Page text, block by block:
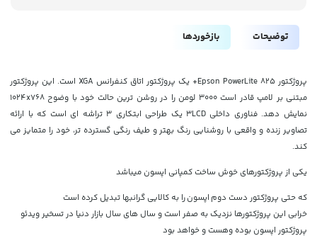
توضیحات بازخوردها
پروژکتور Epson PowerLite 825+ یک پروژکتور اتاق کنفرانس XGA است. این پروژکتور
مبتنی بر لامپ قادر است 3000 لومن را در روشن ترین حالت خود با وضوح 1024x768
نمایش دهد. فناوری داخلی 3LCD یک طراحی ابتکاری 3 تراشه ای است که با ارائه
تصاویر زنده و واقعی با روشنایی رنگ بهتر و طیف رنگی گسترده تر، خود را متمایز می
کند.
یکی از پروژکتورهای خوش ساخت کمپانی اپسون میباشد
که حتی پروژکتور دست دوم اپسونرا به کالایی گرانبها تبدیل کرده است
خرابی این پروژکتورها نزدیک به صفر است و سال های سال بازار دنیا در تسخیر ویدئو
پروژکتور اپسون بوده وهست و خواهد بود